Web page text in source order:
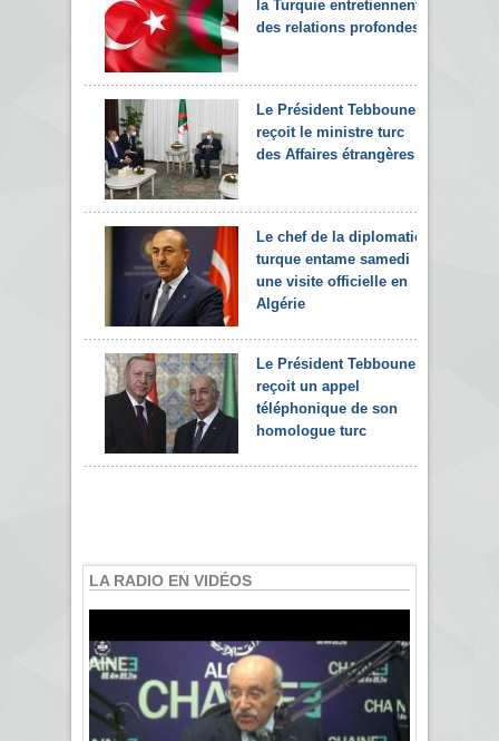
la Turquie entretiennent
des relations profondes
Le Président Tebboune
reçoit le ministre turc
des Affaires étrangères
Le chef de la diplomatie
turque entame samedi
une visite officielle en
Algérie
Le Président Tebboune
reçoit un appel
téléphonique de son
homologue turc
LA RADIO EN VIDÉOS